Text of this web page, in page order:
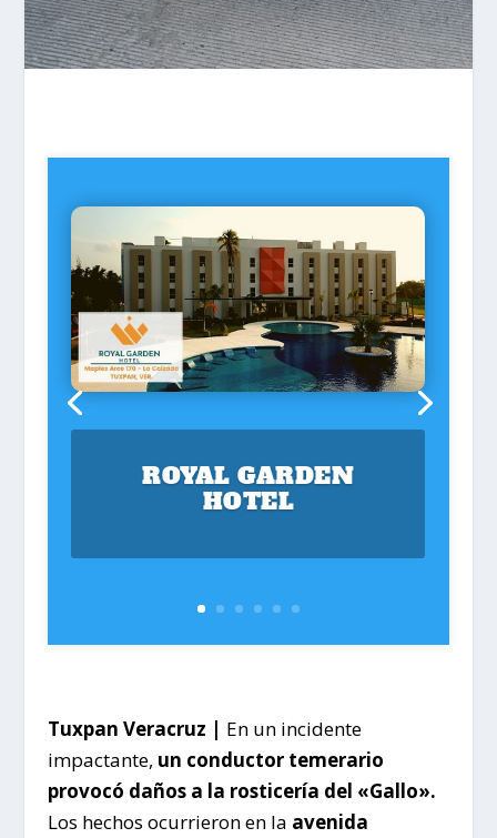
ROYAL GARDEN
HOTEL
Tuxpan Veracruz | En un incidente
impactante, un conductor temerario
provocó daños a la rosticería del «Gallo».
Los hechos ocurrieron en la avenida